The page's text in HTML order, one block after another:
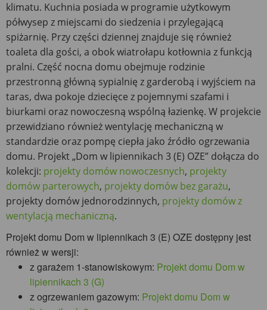
klimatu. Kuchnia posiada w programie użytkowym
półwysep z miejscami do siedzenia i przylegającą
spiżarnię. Przy części dziennej znajduje się również
toaleta dla gości, a obok wiatrołapu kotłownia z funkcją
pralni. Część nocna domu obejmuje rodzinie
przestronną główną sypialnię z garderobą i wyjściem na
taras, dwa pokoje dziecięce z pojemnymi szafami i
biurkami oraz nowoczesną wspólną łazienkę. W projekcie
przewidziano również wentylację mechaniczną w
standardzie oraz pompę ciepła jako źródło ogrzewania
domu. Projekt „Dom w lipiennikach 3 (E) OZE” dołącza do
kolekcji: projekty domów nowoczesnych, projekty
domów parterowych, projekty domów bez garażu,
projekty domów jednorodzinnych, projekty domów z
wentylacją mechaniczną.
Projekt domu Dom w lipiennikach 3 (E) OZE dostępny jest
również w wersji:
z garażem 1-stanowiskowym: Projekt domu Dom w
lipiennikach 3 (G)
z ogrzewaniem gazowym: Projekt domu Dom w